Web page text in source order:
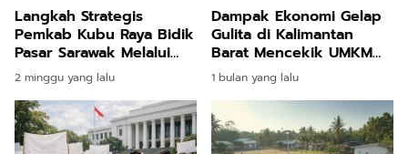
Langkah Strategis
Pemkab Kubu Raya Bidik
Pasar Sarawak Melalui
Sektor Perdagangan
dan Industri Halal
2 minggu yang lalu
Dampak Ekonomi Gelap
Gulita di Kalimantan
Barat Mencekik UMKM
dan Tuntutan Ganti Rugi
Pelayanan Kelistrikan
1 bulan yang lalu